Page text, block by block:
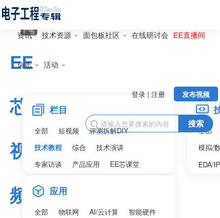
资讯 技术资源 面包板社区 在线研讨会 EE直播间
杂志 活动
发布视频
登录 | 注册
 搜索
EE
芯
视
频
广告
栏目
全部 短视频
评测拆解DIY
技术教程
综合
技术演讲
专家访谈
产品应用 EE芯课堂
全部
模拟/
EDA/
应用
全部 物联网 AI/云计算
智能硬件